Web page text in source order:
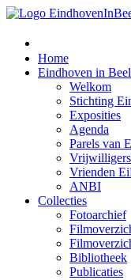
Home
Eindhoven in
Welkom
Stichting
Exposities
Agenda
Parels van
Vrijwilligers
Vrienden
ANBI
Collecties
Fotoarchief
Bibliotheek
Publicaties